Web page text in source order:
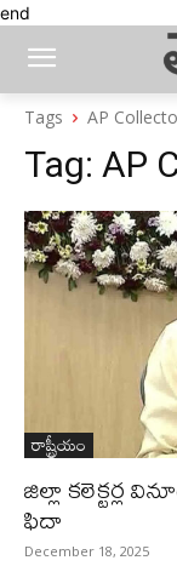
end
Tags AP
Tag: AP
రాష్ట్రీయం
జిల్లా కలెక్టర్ల
ఫిదా
December 18, 2025